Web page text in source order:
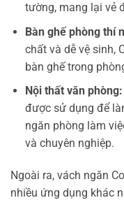
tường, mang lại vẻ
Bàn ghế phòng thí
chất và dễ vệ sinh,
bàn ghế trong
Nội thất văn phòng:
được sử dụng để
ngăn phòng làm
và chuyên nghiệp.
Ngoài ra, vách ngăn
nhiều ứng dụng khác